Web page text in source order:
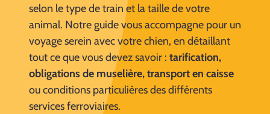
selon le type de train et la taille de votre
animal. Notre guide vous accompagne pour un
voyage serein avec votre chien, en détaillant
tout ce que vous devez savoir : tarification,
obligations de muselière, transport en caisse
ou conditions particulières des différents
services ferroviaires.